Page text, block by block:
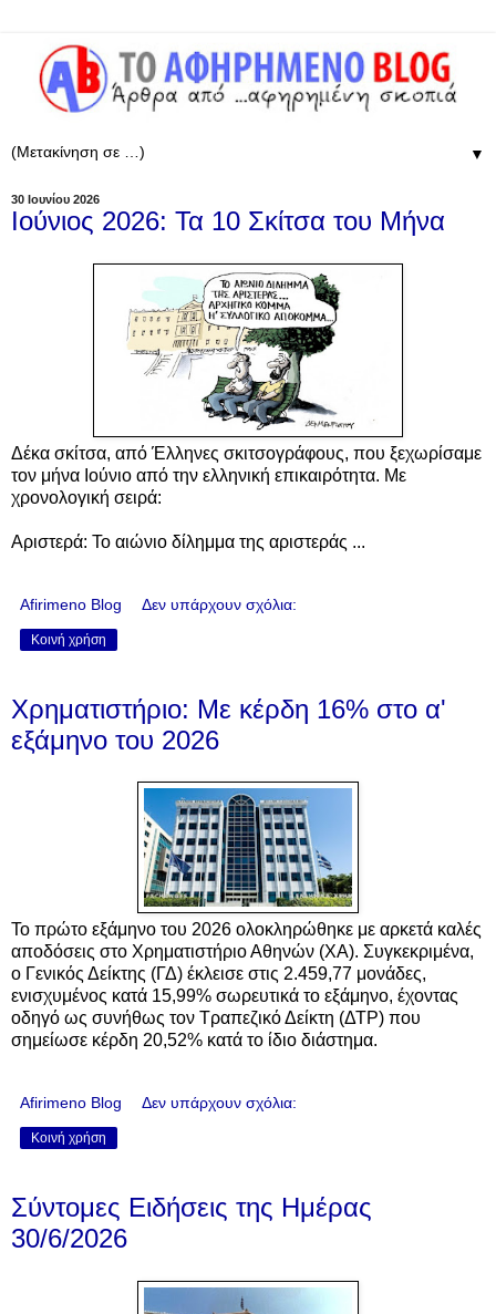
▼
30 Ιουνίου 2026
Ιούνιος 2026: Τα 10 Σκίτσα του Μήνα
Δέκα σκίτσα, από Έλληνες σκιτσογράφους, που ξεχωρίσαμε
τον μήνα Ιούνιο από την ελληνική επικαιρότητα. Με
χρονολογική σειρά:
Αριστερά: Το αιώνιο δίλημμα της αριστεράς ...
Afirimeno Blog Δεν υπάρχουν σχόλια:
Κοινή χρήση
Χρηματιστήριο: Με κέρδη 16% στο α'
εξάμηνο του 2026
Το πρώτο εξάμηνο του 2026 ολοκληρώθηκε με αρκετά καλές
αποδόσεις στο Χρηματιστήριο Αθηνών (ΧΑ). Συγκεκριμένα,
ο Γενικός Δείκτης (ΓΔ) έκλεισε στις 2.459,77 μονάδες,
ενισχυμένος κατά 15,99% σωρευτικά το εξάμηνο, έχοντας
οδηγό ως συνήθως τον Τραπεζικό Δείκτη (ΔΤΡ) που
σημείωσε κέρδη 20,52% κατά το ίδιο διάστημα.
Afirimeno Blog Δεν υπάρχουν σχόλια:
Κοινή χρήση
Σύντομες Ειδήσεις της Ημέρας
30/6/2026